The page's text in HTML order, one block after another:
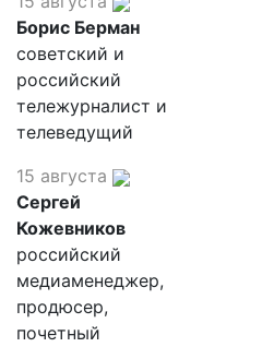
Борис Берман
советский и
российский
тележурналист и
телеведущий
15 августа
Сергей
Кожевников
российский
медиаменеджер,
продюсер,
почетный